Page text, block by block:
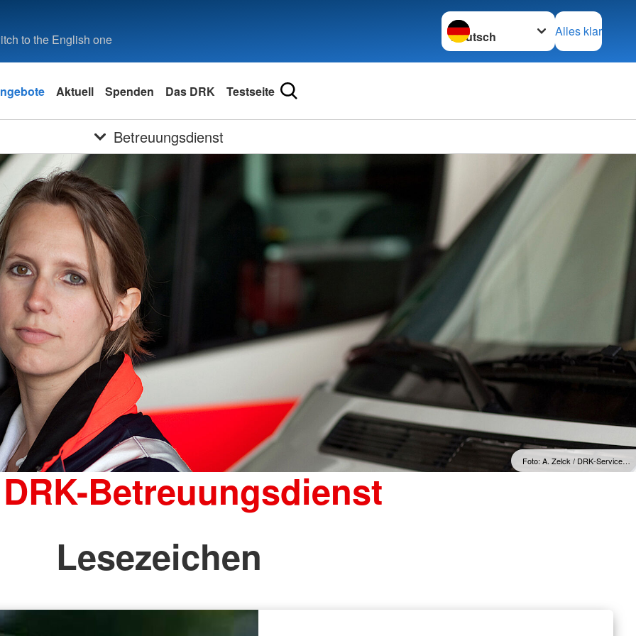
to the English one
Sprache wechseln zu
Alles klar
Aktuell Spenden Das DRK Testseite
Betreuungsdienst
Foto: A. Zelck / DRK-Service…
Betreuungsdienst
Lesezeichen